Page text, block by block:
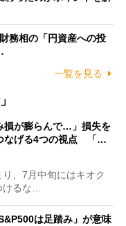
務相の「円資産への投
一覧を見る
損が膨らんで…」損失を
なげる4つの視点 「…
、7月中旬にはキオク
けるな…
は足踏み」が意味